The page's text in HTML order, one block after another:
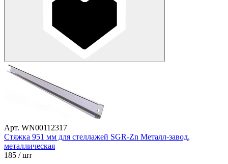
Арт. WN00112317
Стяжка 951 мм для стеллажей SGR-Zn Металл-завод,
металлическая
185 / шт